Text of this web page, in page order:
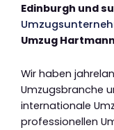
Edinburgh und
Umzug
Wir haben
Umzugsbranche
internationale
professionellen